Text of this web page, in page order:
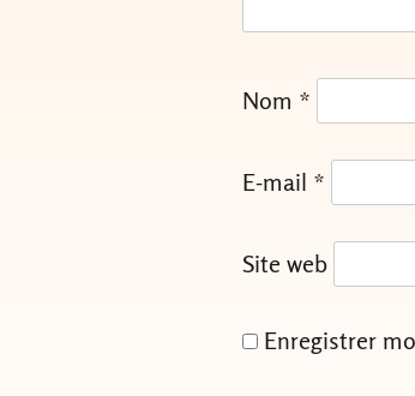
Nom *
E-mail *
Site web
Enregistrer